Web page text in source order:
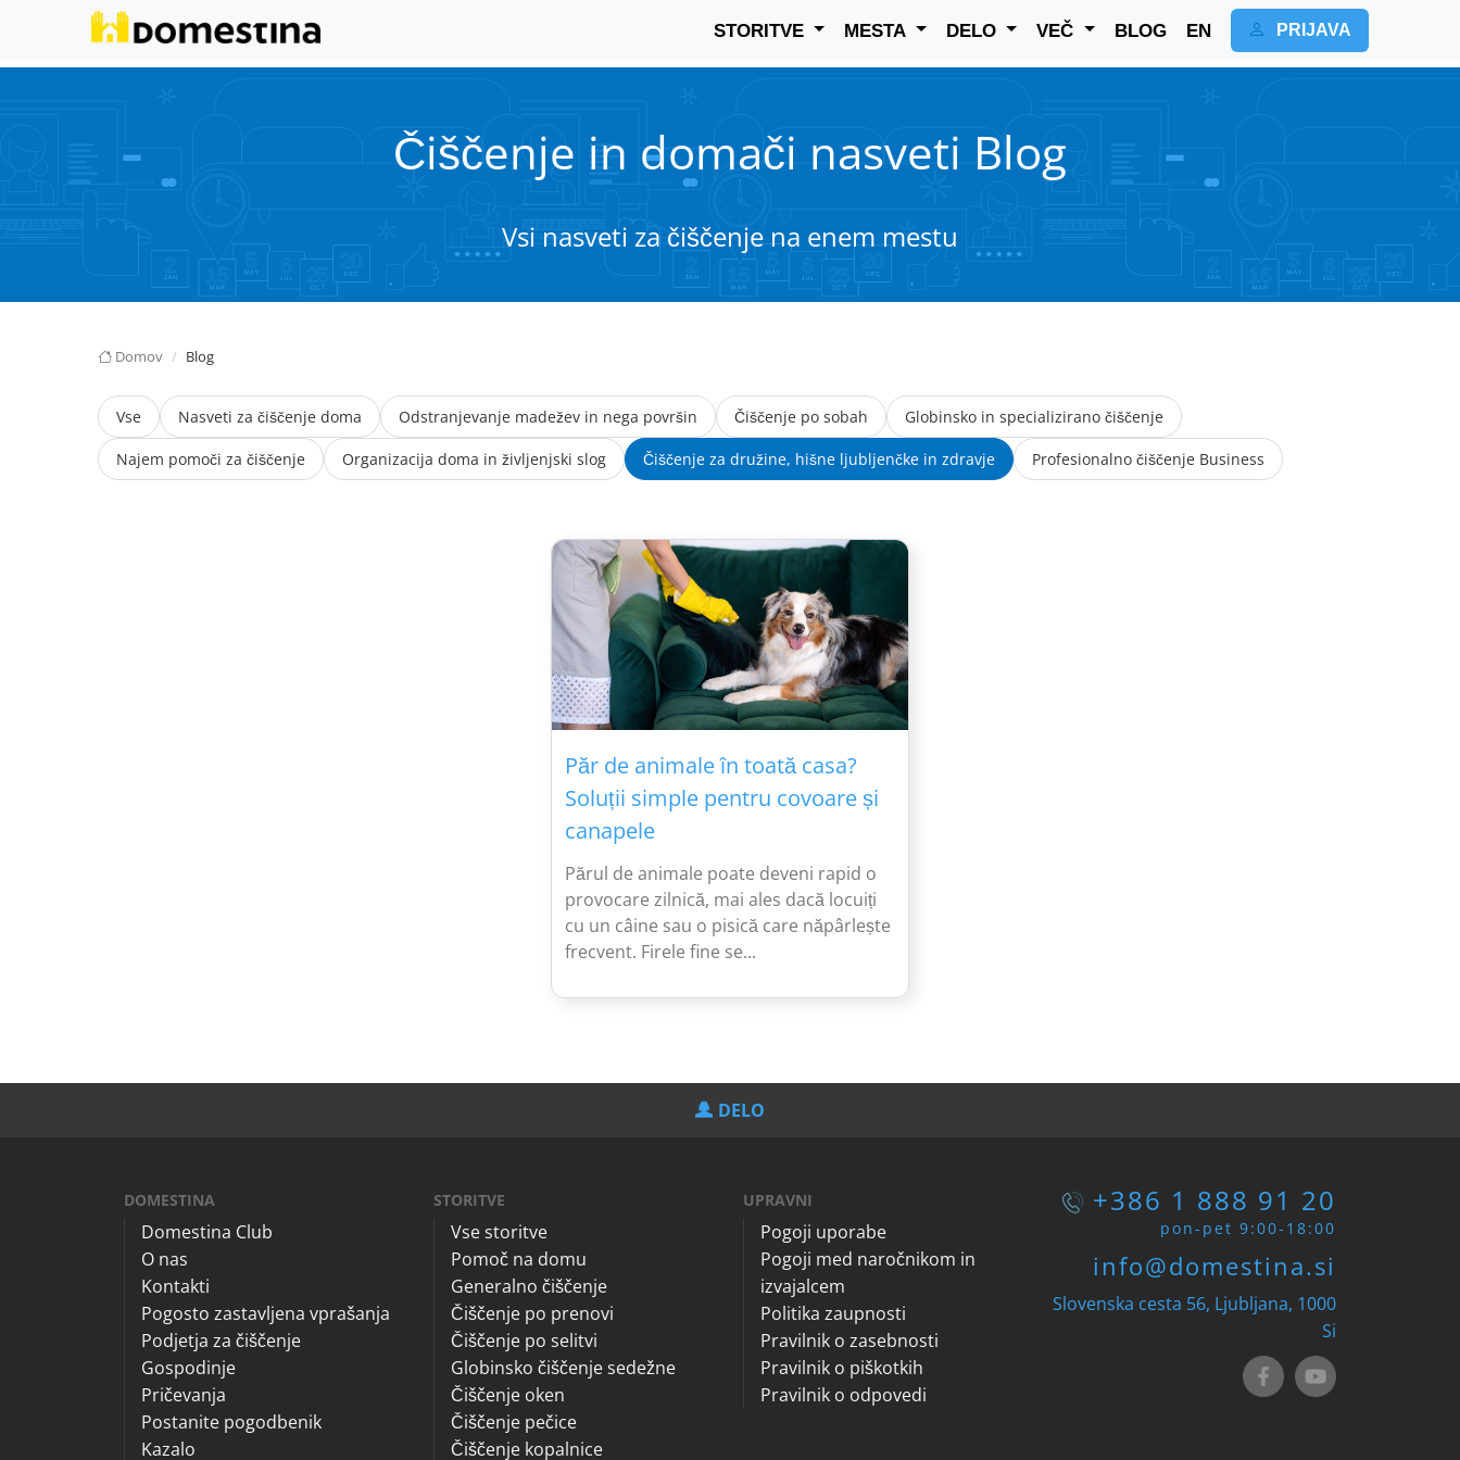
STORITVE MESTA DELO VEČ BLOG EN PRIJAVA
Čiščenje in domači nasveti Blog
Vsi nasveti za čiščenje na enem mestu
Domov Blog
Vse Nasveti za čiščenje doma Odstranjevanje madežev in nega površin Čiščenje po sobah Globinsko in specializirano čiščenje
Najem pomoči za čiščenje Organizacija doma in življenjski slog Čiščenje za družine, hišne ljubljenčke in zdravje Profesionalno čiščenje Business
Păr de animale în toată casa?
Soluții simple pentru covoare și
canapele
Părul de animale poate deveni rapid o
provocare zilnică, mai ales dacă locuiți
cu un câine sau o pisică care năpârlește
frecvent. Firele fine se...
DELO
DOMESTINA
Domestina Club
O nas
Kontakti
Pogosto zastavljena vprašanja
Podjetja za čiščenje
Gospodinje
Pričevanja
Postanite pogodbenik
Kazalo
STORITVE
Vse storitve
Pomoč na domu
Generalno čiščenje
Čiščenje po prenovi
Čiščenje po selitvi
Globinsko čiščenje sedežne
Čiščenje oken
Čiščenje pečice
Čiščenje kopalnice
UPRAVNI
Pogoji uporabe
Pogoji med naročnikom in
izvajalcem
Politika zaupnosti
Pravilnik o zasebnosti
Pravilnik o piškotkih
Pravilnik o odpovedi
+386 1 888 91 20
pon-pet 9:00-18:00
info@domestina.si
Slovenska cesta 56, Ljubljana, 1000
Si